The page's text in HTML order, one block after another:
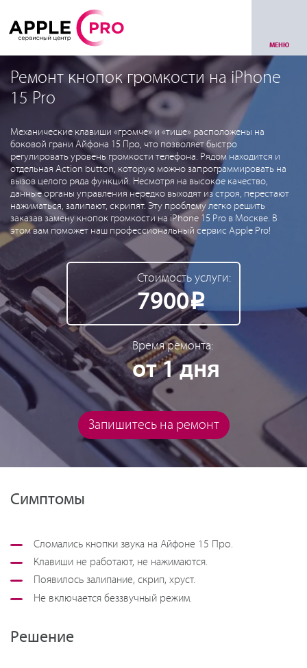
МЕНЮ
Ремонт кнопок громкости на iPhone
15 Pro
Механические клавиши «громче» и «тише» расположены на
боковой грани Айфона 15 Про, что позволяет быстро
регулировать уровень громкости телефона. Рядом находится и
отдельная Action button, которую можно запрограммировать на
вызов целого ряда функций. Несмотря на высокое качество,
данные органы управления нередко выходят из строя, перестают
нажиматься, залипают, скрипят. Эту проблему легко решить
заказав замену кнопок громкости на iPhone 15 Pro в Москве. В
этом вам поможет наш профессиональный сервис Apple Pro!
Стоимость услуги:
7900Р
Время ремонта:
от 1 дня
Запишитесь на ремонт
Симптомы
Сломались кнопки звука на Айфоне 15 Про.
Клавиши не работают, не нажимаются.
Появилось залипание, скрип, хруст.
Не включается беззвучный режим.
Решение